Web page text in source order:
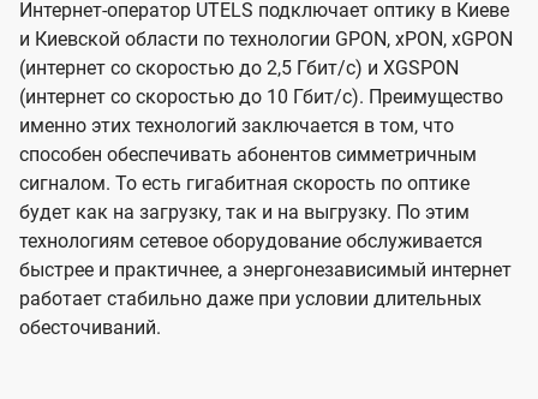
Интернет-оператор UTELS подключает оптику в Киеве
и Киевской области по технологии GPON, xPON, xGPON
(интернет со скоростью до 2,5 Гбит/с) и XGSPON
(интернет со скоростью до 10 Гбит/с). Преимущество
именно этих технологий заключается в том, что
способен обеспечивать абонентов симметричным
сигналом. То есть гигабитная скорость по оптике
будет как на загрузку, так и на выгрузку. По этим
технологиям сетевое оборудование обслуживается
быстрее и практичнее, а энергонезависимый интернет
работает стабильно даже при условии длительных
обесточиваний.